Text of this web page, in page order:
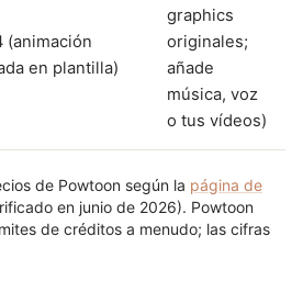
(animación
en plantilla)
graphics
originales;
añade
música, voz
o tus vídeos)
de Powtoon según la página de
en junio de 2026). Powtoon
de créditos a menudo; las cifras